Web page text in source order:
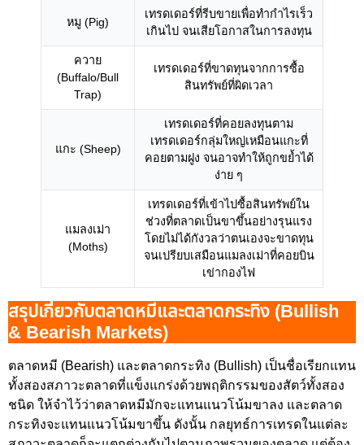
หมู (Pig)
เทรดเดอร์ที่รีบขายเพื่อทำกำไรเร็ว
เกินไป จนเสียโอกาสในการลงทุน
ควาย
(Buffalo/Bull
Trap)
เทรดเดอร์ที่ขาดทุนจากการซื้อ
สินทรัพย์ที่ผิดเวลา
แกะ (Sheep)
เทรดเดอร์ที่คอยลงทุนตาม
เทรดเดอร์กลุ่มใหญ่เหมือนแกะที่
คอยตามฝูง จนอาจทำให้ถูกขย้ำได้
ง่าย ๆ
แมลงเม่า
(Moths)
เทรดเดอร์ที่เข้าไปซื้อสินทรัพย์ใน
ช่วงที่ตลาดเป็นขาขึ้นอย่างรุนแรง
โดยไม่ได้กังวลว่าตนเองจะขาดทุน
จนเปรียบเสมือนแมลงเม่าที่คอยบิน
เข่ากองไฟ
สรุปเกี่ยวกับตลาดหมีและตลาดกระทิง (Bullish
& Bearish Markets)
ตลาดหมี (Bearish) และตลาดกระทิง (Bullish) เป็นชื่อเรียกแทน
ทั้งสองสภาวะตลาดที่แข็งแกร่งด้วยพฤติกรรมของสัตว์ทั้งสอง
ชนิด ให้จำไว้ว่าตลาดหมีมักจะแทนแนวโน้มขาลง และตลาด
กระทิงจะแทนแนวโน้มขาขึ้น ดังนั้น กลยุทธ์การเทรดในแต่ละ